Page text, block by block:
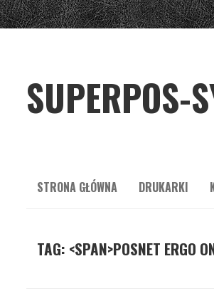
SUPERPOS-
STRONA GŁÓWNA DRUKARKI
TAG: <SPAN>POSNET ERGO